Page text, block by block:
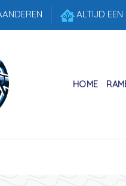
ALTIJD EEN
HOME